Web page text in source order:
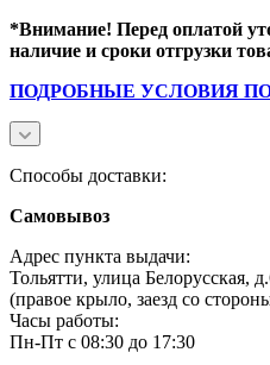
*Внимание! Перед оплатой
наличие и сроки отгрузки
ПОДРОБНЫЕ УСЛОВИЯ
Способы доставки:
Самовывоз
Адрес пункта выдачи:
Тольятти, улица Белорусская,
(правое крыло, заезд со
Часы работы:
Пн-Пт с 08:30 до 17:30